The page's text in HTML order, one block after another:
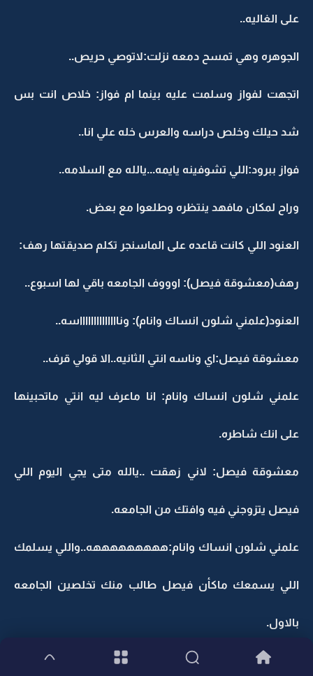
على الغاليه..
الجوهره وهي تمسح دمعه نزلت:لاتوصي حريص..
اتجهت لفواز وسلمت عليه بينما ام فواز: خلاص انت بس
شد حيلك وخلص دراسه والعرس خله علي انا..
فواز ببرود:اللي تشوفينه يايمه...يالله مع السلامه..
وراح لمكان مافهد ينتظره وطلعوا مع بعض.
العنود اللي كانت قاعده على الماسنجر تكلم صديقتها رهف:
رهف(معشوقة فيصل): اوووف الجامعه باقي لها اسبوع..
العنود(علمني شلون انساك وانام): ونااااااااااااااسه..
معشوقة فيصل:اي وناسه انتي الثانيه..الا قولي قرف..
علمني شلون انساك وانام: انا ماعرف ليه انتي ماتحبينها
على انك شاطره.
معشوقة فيصل: لاني زهقت ..يالله متى يجي اليوم اللي
فيصل يتزوجني فيه وافتك من الجامعه.
علمني شلون انساك وانام:هههههههههه..واللي يسلمك
اللي يسمعك ماكأن فيصل طالب منك تخلصين الجامعه
بالاول.
معشوقة فيصل: ماهو هذا اللي قاهرني...